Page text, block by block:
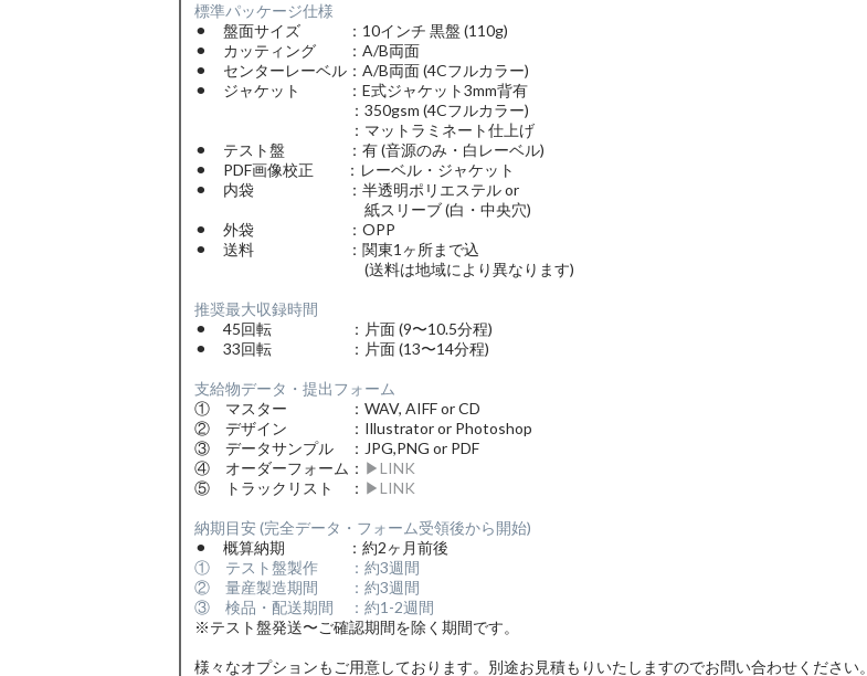
標準パッケージ仕様
⚫︎ 盤面サイズ ：10インチ 黒盤 (110g)
⚫︎ カッティング ：A/B両面
⚫︎ センターレーベル：A/B両面 (4Cフルカラー)
⚫︎ ジャケット ：E式ジャケット3mm背有
：350gsm (4Cフルカラー)
：マットラミネート仕上げ
⚫︎ テスト盤 ：有 (音源のみ・白レーベル)
⚫︎ PDF画像校正 ：レーベル・ジャケット
⚫︎ 内袋 ：半透明ポリエステル or
紙スリーブ (白・中央穴)
⚫︎ 外袋 ：OPP
⚫︎ 送料 ：関東1ヶ所まで込
(送料は地域により異なります)
推奨最大収録時間
⚫︎ 45回転 ：片面 (9〜10.5分程)
⚫︎ 33回転 ：片面 (13〜14分程)
支給物データ・提出フォーム
① マスター ：WAV, AIFF or CD
② デザイン ：Illustrator or Photoshop
③ データサンプル ：JPG,PNG or PDF
④ オーダーフォーム： ▶︎LINK
⑤ トラックリスト ： ▶︎LINK
納期目安 (完全データ・フォーム受領後から開始)
⚫︎ 概算納期 ：約2ヶ月前後
① テスト盤製作 ：約3週間
② 量産製造期間 ：約3週間
③ 検品・配送期間 ：約1-2週間
※テスト盤発送〜ご確認期間を除く期間です。
様々なオプションもご用意しております。別途お見積もりいたしますのでお問い合わせください。